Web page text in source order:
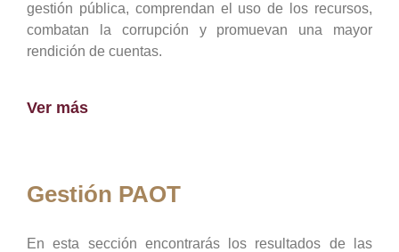
gestión pública, comprendan el uso de los recursos,
combatan la corrupción y promuevan una mayor
rendición de cuentas.
Ver más
Gestión PAOT
En esta sección encontrarás los resultados de las